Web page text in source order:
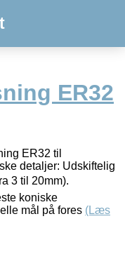
ER32
ER32 til
detaljer: Udskiftelig
3 til 20mm).
koniske
mål på fores (Læs